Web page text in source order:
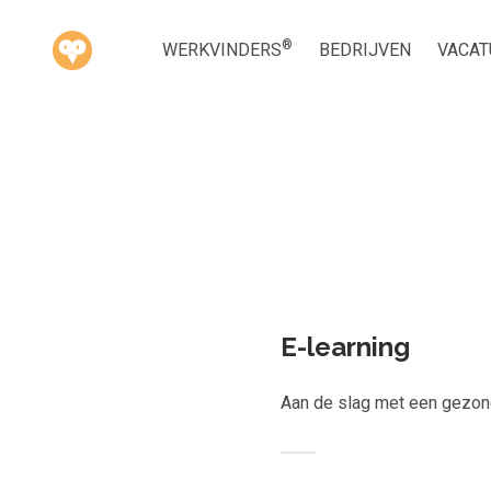
WERKVINDERS® BEDRIJVEN
E-learning
Aan de slag met een